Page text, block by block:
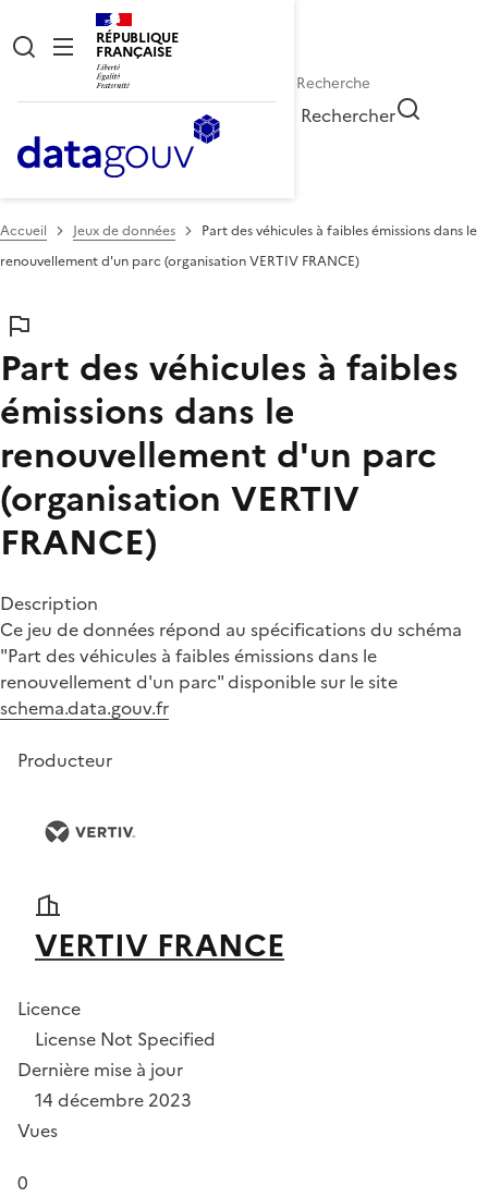
RÉPUBLIQUE
FRANÇAISE
Rechercher
Accueil Jeux de données
Part des véhicules à faibles émissions dans le
renouvellement d'un parc (organisation VERTIV FRANCE)
Part des véhicules à faibles
émissions dans le
renouvellement d'un parc
(organisation VERTIV
FRANCE)
Description
Ce jeu de données répond au spécifications du schéma
"Part des véhicules à faibles émissions dans le
renouvellement d'un parc" disponible sur le site
schema.data.gouv.fr
Producteur
VERTIV FRANCE
Licence
License Not Specified
Dernière mise à jour
14 décembre 2023
Vues
0